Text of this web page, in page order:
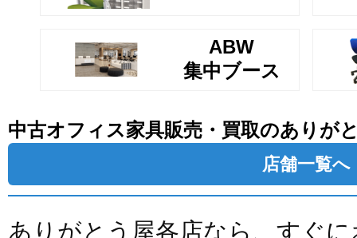
ABW
集中ブース
中古オフィス家具販売・買取のありが
店舗一覧へ
ありがとう屋各店なら、すぐ